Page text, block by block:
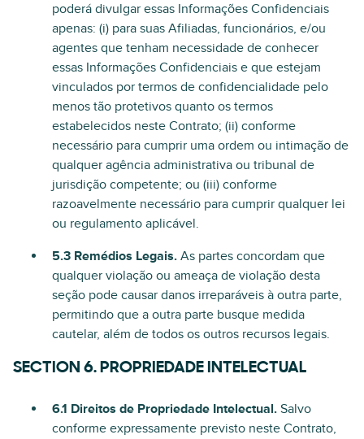
poderá divulgar essas Informações Confidenciais
apenas: (i) para suas Afiliadas, funcionários, e/ou
agentes que tenham necessidade de conhecer
essas Informações Confidenciais e que estejam
vinculados por termos de confidencialidade pelo
menos tão protetivos quanto os termos
estabelecidos neste Contrato; (ii) conforme
necessário para cumprir uma ordem ou intimação de
qualquer agência administrativa ou tribunal de
jurisdição competente; ou (iii) conforme
razoavelmente necessário para cumprir qualquer lei
ou regulamento aplicável.
5.3 Remédios Legais. As partes concordam que
qualquer violação ou ameaça de violação desta
seção pode causar danos irreparáveis à outra parte,
permitindo que a outra parte busque medida
cautelar, além de todos os outros recursos legais.
SECTION 6. PROPRIEDADE INTELECTUAL
6.1 Direitos de Propriedade Intelectual. Salvo
conforme expressamente previsto neste Contrato,